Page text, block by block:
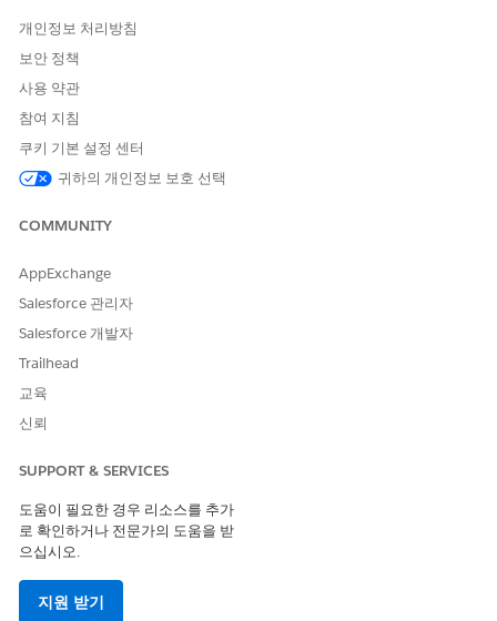
consistently returns the expected results.
Knowledge 기사 번호
005318637
개인정보 처리방침
보안 정책
사용 약관
참여 지침
쿠키 기본 설정 센터
귀하의 개인정보 보호 선택
COMMUNITY
AppExchange
Salesforce 관리자
Salesforce 개발자
Trailhead
교육
신뢰
SUPPORT & SERVICES
도움이 필요한 경우 리소스를 추가
로 확인하거나 전문가의 도움을 받
으십시오.
지원 받기